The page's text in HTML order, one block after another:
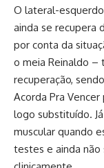
O lateral-
ainda se recupera
por conta da
o meia Reinaldo –
recuperação,
Acorda Pra
logo substituído.
muscular quando
testes e ainda